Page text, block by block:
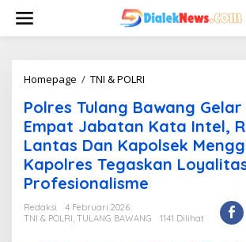
w
Homepage / TNI & POLRI
l
e
s
T
u
l
n
Polres Tulang Bawang
Empat Jabatan Kata Intel,
Lantas Dan Kapolsek
Kapolres Tegaskan
Profesionalisme
Redaksi
4 Februari 2026
TNI & POLRI, TULANG BAWANG 1141 Dilihat